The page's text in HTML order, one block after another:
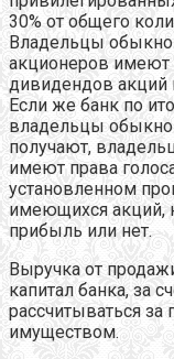
30% от общего
Владельцы
акционеров имеют
дивидендов акций
Если же банк по
владельцы
получают,
имеют права
установленном
имеющихся акций,
прибыль или нет.
Выручка от
капитал банка, за
рассчитываться
имуществом.